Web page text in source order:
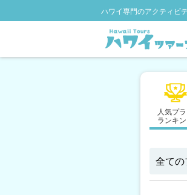
ハワイ専門のアクティビ
人気プ
ランキ